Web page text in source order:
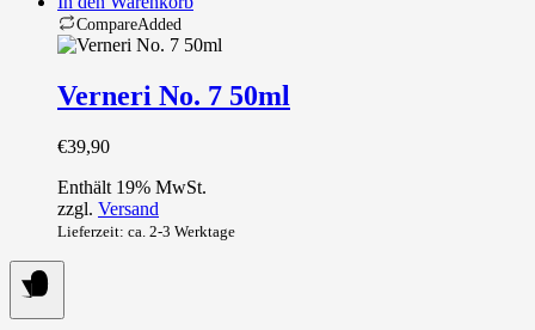
CompareAdded
Verneri No. 7 50ml
€39,90
Enthält 19% MwSt.
zzgl. Versand
Lieferzeit: ca. 2-3 Werktage